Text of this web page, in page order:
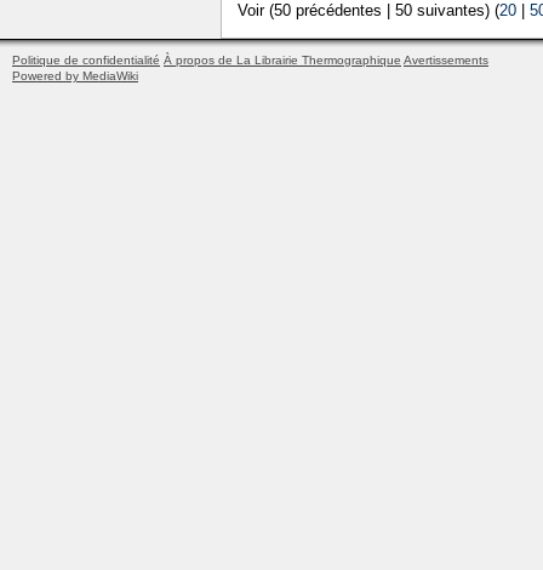
Voir (50 précédentes | 50 suivantes) (20
Politique de confidentialité À propos de La Librairie Thermographique Avertissements
Powered by MediaWiki